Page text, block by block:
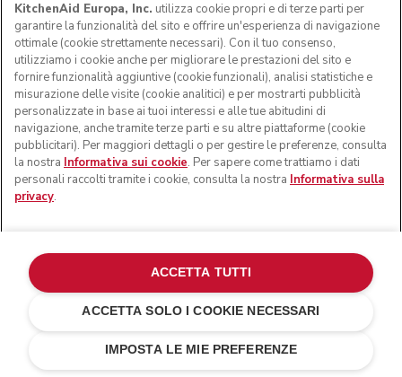
Argento medaglia
€ 329,00
Risparmi sui
KitchenAid Europa, Inc. utilizza cookie propri e di terze parti per
garantire la funzionalità del sito e offrire un'esperienza di navigazione
ottimale (cookie strettamente necessari). Con il tuo consenso,
utilizziamo i cookie anche per migliorare le prestazioni del sito e
fornire funzionalità aggiuntive (cookie funzionali), analisi statistiche e
misurazione delle visite (cookie analitici) e per mostrarti pubblicità
personalizzate in base ai tuoi interessi e alle tue abitudini di
navigazione, anche tramite terze parti e su altre piattaforme (cookie
pubblicitari). Per maggiori dettagli o per gestire le preferenze, consulta
la nostra Informativa sui cookie. Per sapere come trattiamo i dati
personali raccolti tramite i cookie, consulta la nostra Informativa sulla
privacy.
IMPOSTA LE MIE PREFERENZE
ACCETTA SOLO I COOKIE NECESSARI
ACCETTA TUTTI